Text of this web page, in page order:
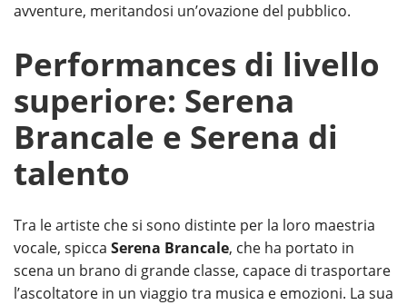
avventure, meritandosi un’ovazione del pubblico.
Performances di livello
superiore: Serena
Brancale e Serena di
talento
Tra le artiste che si sono distinte per la loro maestria
vocale, spicca Serena Brancale, che ha portato in
scena un brano di grande classe, capace di trasportare
l’ascoltatore in un viaggio tra musica e emozioni. La sua